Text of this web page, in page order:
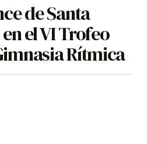
de Santa
el VI Trofeo
Rítmica